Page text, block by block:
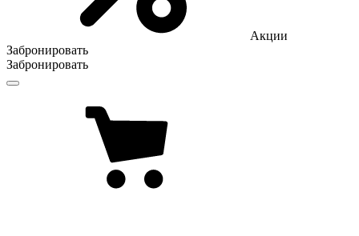
Акции
Забронировать
Забронировать